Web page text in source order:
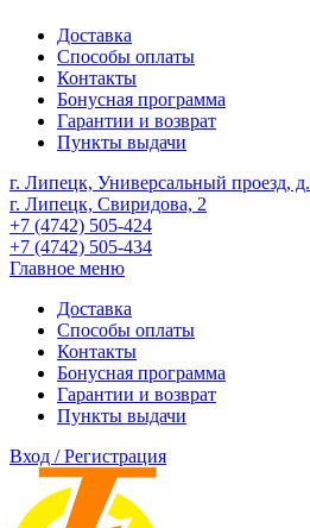
Доставка
Способы оплаты
Контакты
Бонусная программа
Гарантии и возврат
Пункты выдачи
г. Липецк, Универсальный проезд,
г. Липецк, Свиридова, 2
+7 (4742) 505-424
+7 (4742) 505-434
Главное меню
Доставка
Способы оплаты
Контакты
Бонусная программа
Гарантии и возврат
Пункты выдачи
Вход / Регистрация